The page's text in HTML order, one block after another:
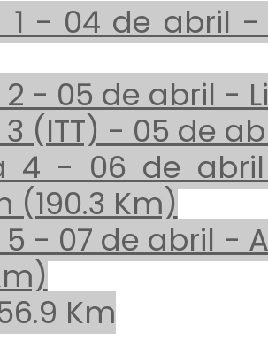
- 04 de abril -
- 05 de abril -
(ITT) - 05 de
4 - 06 de abril
(190.3 Km)
- 07 de abril -
Km